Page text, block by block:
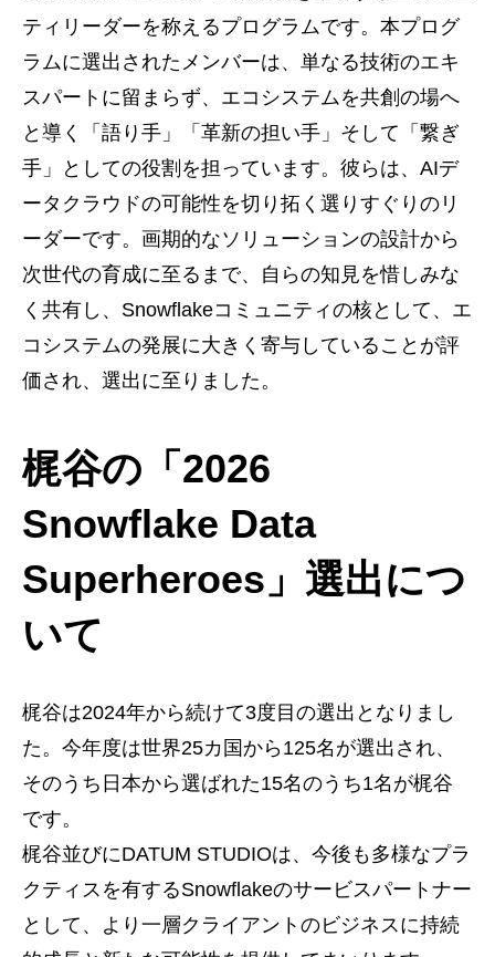
ティリーダーを称えるプログラムです。本プログ
ラムに選出されたメンバーは、単なる技術のエキ
スパートに留まらず、エコシステムを共創の場へ
と導く「語り手」「革新の担い手」そして「繋ぎ
手」としての役割を担っています。彼らは、AIデ
ータクラウドの可能性を切り拓く選りすぐりのリ
ーダーです。画期的なソリューションの設計から
次世代の育成に至るまで、自らの知見を惜しみな
く共有し、Snowflakeコミュニティの核として、エ
コシステムの発展に大きく寄与していることが評
価され、選出に至りました。
梶谷の「2026
Snowflake Data
Superheroes」選出につ
いて
梶谷は2024年から続けて3度目の選出となりまし
た。今年度は世界25カ国から125名が選出され、
そのうち日本から選ばれた15名のうち1名が梶谷
です。
梶谷並びにDATUM STUDIOは、今後も多様なプラ
クティスを有するSnowflakeのサービスパートナー
として、より一層クライアントのビジネスに持続